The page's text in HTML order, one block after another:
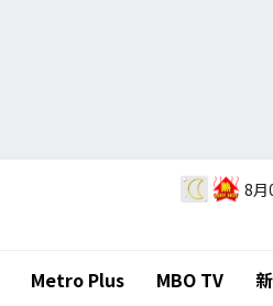
8月
Metro Plus MBO TV